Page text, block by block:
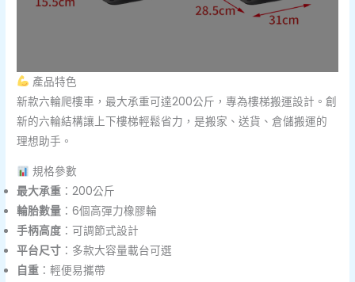
產品特色
新款六輪爬樓車，最大承重可達200公斤，專為樓梯搬運設計。創
新的六輪結構讓上下樓梯輕鬆省力，是搬家、送貨、倉儲搬運的
理想助手。
規格參數
最大承重 ：200公斤
輪胎數量 ：6個高彈力橡膠輪
手柄高度 ：可調節式設計
平台尺寸 ：多款大容量載台可選
自重 ：輕便易攜帶